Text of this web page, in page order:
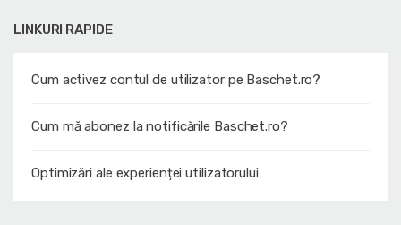
LINKURI RAPIDE
Cum activez contul de utilizator pe Baschet.ro?
Cum mă abonez la notificările Baschet.ro?
Optimizări ale experienței utilizatorului